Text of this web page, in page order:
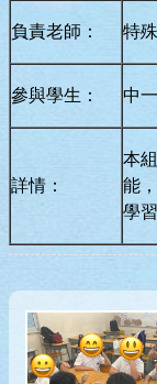
負責老師： 特
參與學生： 中
詳情：
本
能
學